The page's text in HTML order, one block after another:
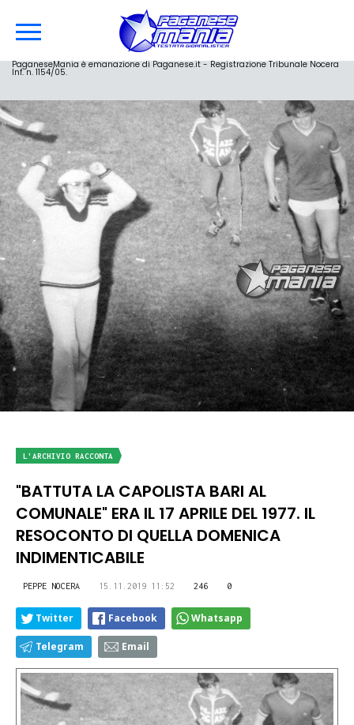
PaganeseMania è emanazione di Paganese.it - Registrazione Tribunale Nocera
Inf. n. 1154/05.
L'ARCHIVIO RACCONTA
"BATTUTA LA CAPOLISTA BARI AL
COMUNALE" ERA IL 17 APRILE DEL 1977. IL
RESOCONTO DI QUELLA DOMENICA
INDIMENTICABILE
PEPPE NOCERA 15.11.2019 11:52 246 0
Twitter Facebook Whatsapp
Telegram Email